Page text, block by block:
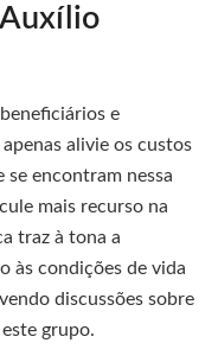
e
alivie os custos
se encontram nessa
mais recurso na
traz à tona a
às condições de vida
discussões sobre
grupo.